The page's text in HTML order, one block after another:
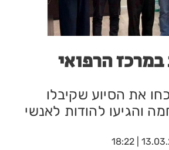
הרפואי
את הסיוע שקיבלו
והגיעו להודות לאנשי
13.03.25 |